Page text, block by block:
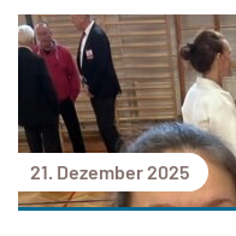
21. Dezember 2025